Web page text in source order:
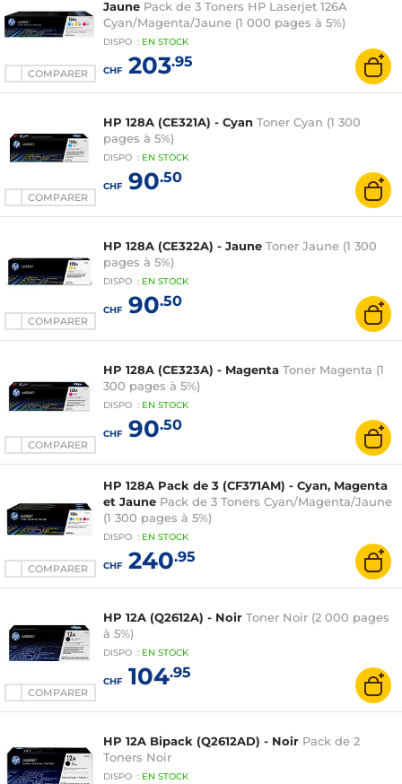
COMPARER
Jaune Pack de 3 Toners HP Laserjet 126A
Cyan/Magenta/Jaune (1 000 pages à 5%)
DISPO : EN STOCK
CHF203.95
COMPARER
HP 128A (CE321A) - Cyan Toner Cyan (1 300
pages à 5%)
DISPO : EN STOCK
CHF90.50
COMPARER
HP 128A (CE322A) - Jaune Toner Jaune (1 300
pages à 5%)
DISPO : EN STOCK
CHF90.50
COMPARER
HP 128A (CE323A) - Magenta Toner Magenta (1
300 pages à 5%)
DISPO : EN STOCK
CHF90.50
COMPARER
HP 128A Pack de 3 (CF371AM) - Cyan, Magenta
et Jaune Pack de 3 Toners Cyan/Magenta/Jaune
(1 300 pages à 5%)
DISPO : EN STOCK
CHF240.95
COMPARER
HP 12A (Q2612A) - Noir Toner Noir (2 000 pages
à 5%)
DISPO : EN STOCK
CHF104.95
HP 12A Bipack (Q2612AD) - Noir Pack de 2
Toners Noir
DISPO : EN STOCK